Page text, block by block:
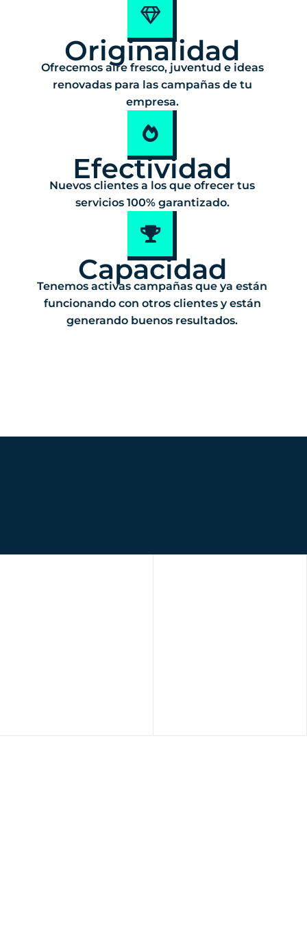
Originalidad
Ofrecemos aire fresco, juventud e ideas
renovadas para las campañas de tu
empresa.
Efectividad
Nuevos clientes a los que ofrecer tus
servicios 100% garantizado.
Capacidad
Tenemos activas campañas que ya están
funcionando con otros clientes y están
generando buenos resultados.